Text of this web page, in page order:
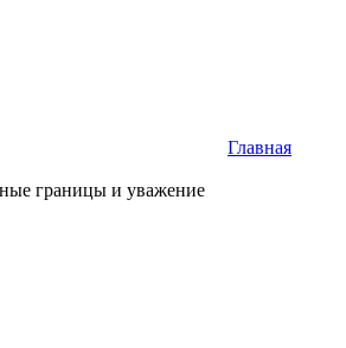
Главная
границы и уважение